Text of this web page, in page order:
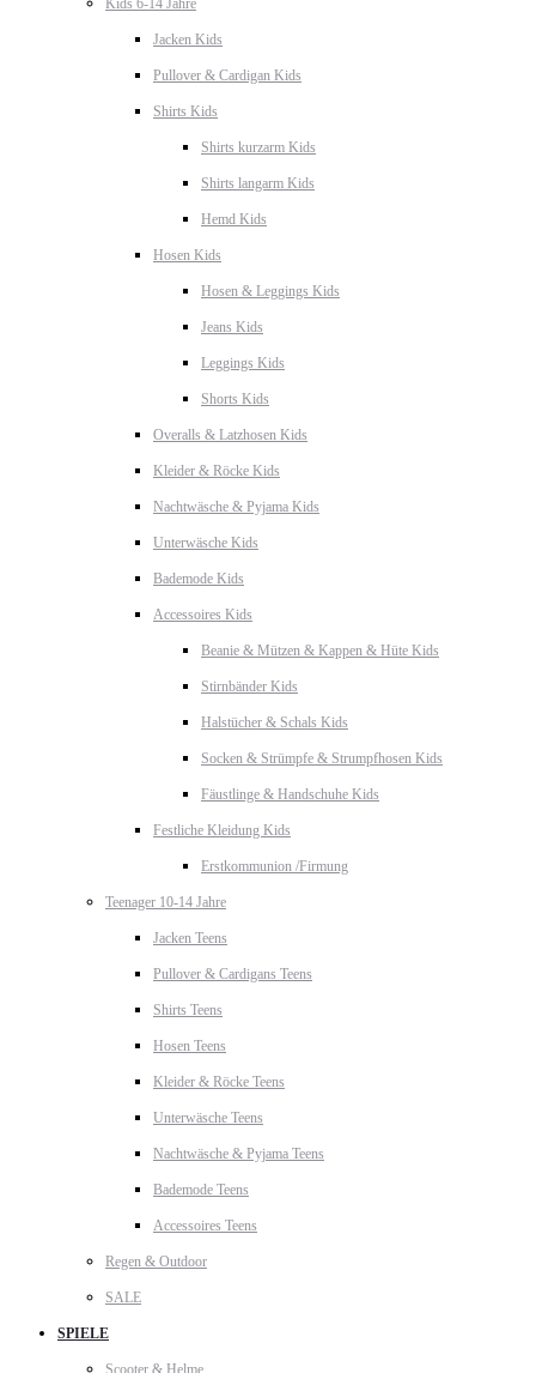
Kids 6-14 Jahre
Jacken Kids
Pullover & Cardigan Kids
Shirts Kids
Shirts kurzarm Kids
Shirts langarm Kids
Hemd Kids
Hosen Kids
Hosen & Leggings Kids
Jeans Kids
Leggings Kids
Shorts Kids
Overalls & Latzhosen Kids
Kleider & Röcke Kids
Nachtwäsche & Pyjama Kids
Unterwäsche Kids
Bademode Kids
Accessoires Kids
Beanie & Mützen & Kappen & Hüte Kids
Stirnbänder Kids
Halstücher & Schals Kids
Socken & Strümpfe & Strumpfhosen Kids
Fäustlinge & Handschuhe Kids
Festliche Kleidung Kids
Erstkommunion /Firmung
Teenager 10-14 Jahre
Jacken Teens
Pullover & Cardigans Teens
Shirts Teens
Hosen Teens
Kleider & Röcke Teens
Unterwäsche Teens
Nachtwäsche & Pyjama Teens
Bademode Teens
Accessoires Teens
Regen & Outdoor
SALE
SPIELE
Scooter & Helme